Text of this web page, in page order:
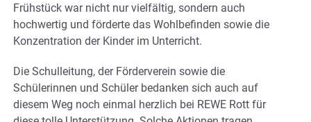
Frühstück war nicht nur vielfältig, sondern auch
hochwertig und förderte das Wohlbefinden sowie die
Konzentration der Kinder im Unterricht.
Die Schulleitung, der Förderverein sowie die
Schülerinnen und Schüler bedanken sich auch auf
diesem Weg noch einmal herzlich bei REWE Rott für